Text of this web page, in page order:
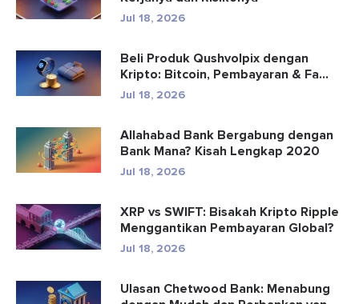
Jul 18, 2026
Beli Produk Qushvolpix dengan
Kripto: Bitcoin, Pembayaran & Fa...
Jul 18, 2026
Allahabad Bank Bergabung dengan
Bank Mana? Kisah Lengkap 2020
Jul 18, 2026
XRP vs SWIFT: Bisakah Kripto Ripple
Menggantikan Pembayaran Global?
Jul 18, 2026
Ulasan Chetwood Bank: Menabung